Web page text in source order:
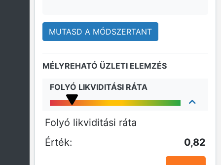
MUTASD A MÓDSZERTANT
MÉLYREHATÓ ÜZLETI ELEMZÉS
FOLYÓ LIKVIDITÁSI RÁTA
Folyó likviditási ráta
0,82